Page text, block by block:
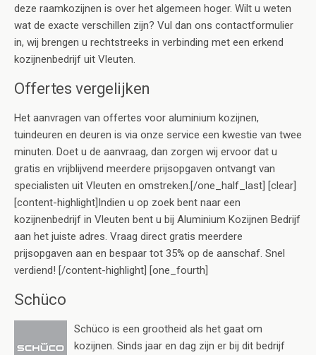
deze raamkozijnen is over het algemeen hoger. Wilt u weten
wat de exacte verschillen zijn? Vul dan ons contactformulier
in, wij brengen u rechtstreeks in verbinding met een erkend
kozijnenbedrijf uit Vleuten.
Offertes vergelijken
Het aanvragen van offertes voor aluminium kozijnen,
tuindeuren en deuren is via onze service een kwestie van twee
minuten. Doet u de aanvraag, dan zorgen wij ervoor dat u
gratis en vrijblijvend meerdere prijsopgaven ontvangt van
specialisten uit Vleuten en omstreken.[/one_half_last] [clear]
[content-highlight]Indien u op zoek bent naar een
kozijnenbedrijf in Vleuten bent u bij Aluminium Kozijnen Bedrijf
aan het juiste adres. Vraag direct gratis meerdere
prijsopgaven aan en bespaar tot 35% op de aanschaf. Snel
verdiend! [/content-highlight] [one_fourth]
Schüco
Schüco is een grootheid als het gaat om
kozijnen. Sinds jaar en dag zijn er bij dit bedrijf